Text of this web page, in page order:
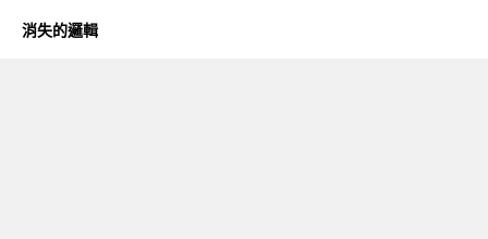
消失的邏輯